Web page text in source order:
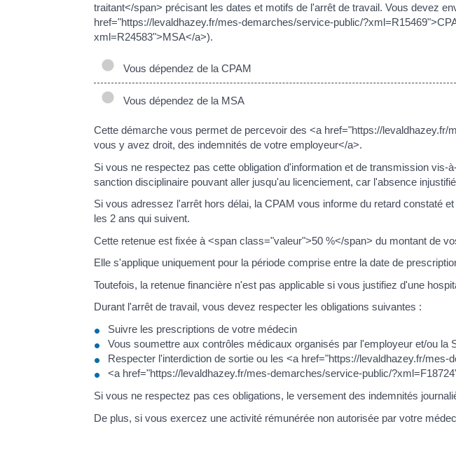
traitant</span> précisant les dates et motifs de l'arrêt de travail. Vous devez
href="https://levaldhazey.fr/mes-demarches/service-public/
xml=R24583">MSA</a>).
Vous dépendez de la CPAM
Vous dépendez de la MSA
Cette démarche vous permet de percevoir des <a href="https://
vous y avez droit, des indemnités de votre employeur</a>.
Si vous ne respectez pas cette obligation d'information et de transmission
sanction disciplinaire pouvant aller jusqu'au licenciement, car l'absence
Si vous adressez l'arrêt hors délai, la CPAM vous informe du retard constaté
les 2 ans qui suivent.
Cette retenue est fixée à <span class="valeur">50 %</span> du montant de
Elle s'applique uniquement pour la période comprise entre la date de
Toutefois, la retenue financière n'est pas applicable si vous justifiez d'une
Durant l'arrêt de travail, vous devez respecter les obligations suivantes :
Suivre les prescriptions de votre médecin
Vous soumettre aux contrôles médicaux organisés par l'employeur et/ou la
Respecter l'interdiction de sortie ou les <a href="https://levaldhazey.fr/
<a href="https://levaldhazey.fr/mes-demarches/service-public/
Si vous ne respectez pas ces obligations, le versement des indemnités
De plus, si vous exercez une activité rémunérée non autorisée par votre